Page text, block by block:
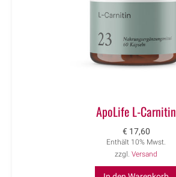
ApoLife L-Carnitin
€ 17,60
Enthält 10% Mwst.
zzgl. Versand